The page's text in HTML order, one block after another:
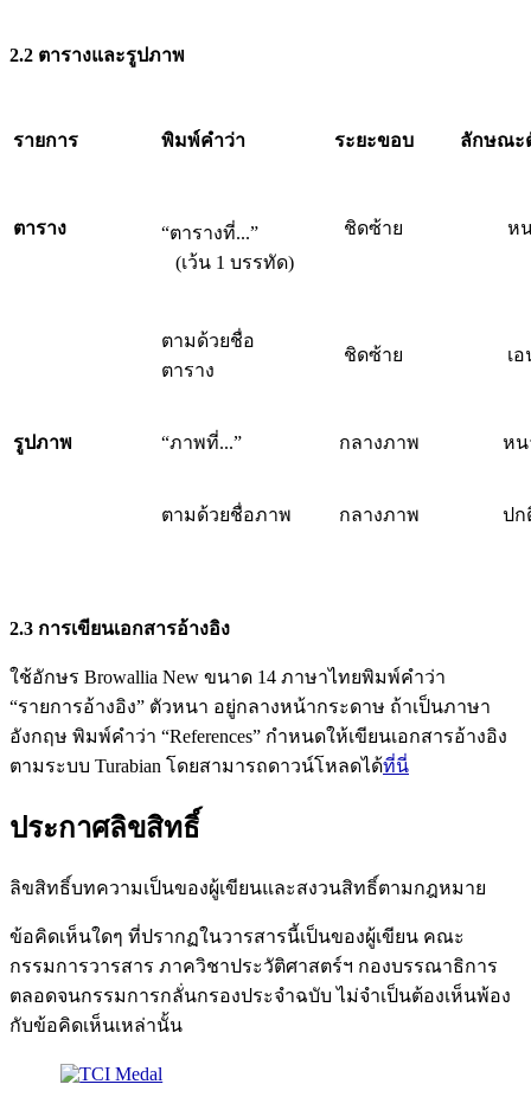
2.2 ตารางและรูปภาพ
รายการ พิมพ์คำว่า ระยะขอบ ลักษณะ
ตาราง
“ตารางที่...”
(เว้น 1 บรรทัด)
ชิดซ้าย หน
ตามด้วยชื่อ
ตาราง
ชิดซ้าย เอ
รูปภาพ “ภาพที่...” กลางภาพ หน
ตามด้วยชื่อภาพ กลางภาพ ปก
2.3 การเขียนเอกสารอ้างอิง
ใช้อักษร Browallia New ขนาด 14 ภาษาไทยพิมพ์คำว่า
“รายการอ้างอิง” ตัวหนา อยู่กลางหน้ากระดาษ ถ้าเป็นภาษา
อังกฤษ พิมพ์คำว่า “References” กำหนดให้เขียนเอกสารอ้างอิง
ตามระบบ Turabian โดยสามารถดาวน์โหลดได้ที่นี่
ประกาศลิขสิทธิ์
ลิขสิทธิ์บทความเป็นของผู้เขียนและสงวนสิทธิ์ตามกฎหมาย
ข้อคิดเห็นใดๆ ที่ปรากฏในวารสารนี้เป็นของผู้เขียน คณะ
กรรมการวารสาร ภาควิชาประวัติศาสตร์ฯ กองบรรณาธิการ
ตลอดจนกรรมการกลั่นกรองประจำฉบับ ไม่จำเป็นต้องเห็นพ้อง
กับข้อคิดเห็นเหล่านั้น